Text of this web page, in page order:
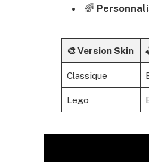
🌈
🎨 Version Skin
Classique
Lego